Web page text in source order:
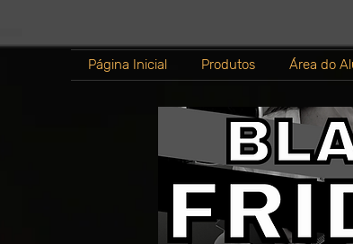
Página Inicial Produtos Área do